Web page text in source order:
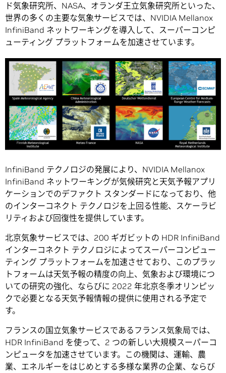
ド気象研究所、NASA、オランダ王立気象研究所といった、
世界の多くの主要な気象サービスでは、NVIDIA Mellanox
InfiniBand ネットワーキングを導入して、スーパーコンピ
ューティング プラットフォームを加速させています。
InfiniBand テクノロジの発展により、NVIDIA Mellanox
InfiniBand ネットワーキングが気候研究と天気予報アプリ
ケーションでのデファクト スタンダードになっており、他
のインターコネクト テクノロジを上回る性能、スケーラビ
リティおよび回復性を提供しています。
北京気象サービスでは、200 ギガビットの HDR InfiniBand
インターコネクト テクノロジによってスーパーコンピュー
ティング プラットフォームを加速させており、このプラッ
トフォームは天気予報の精度の向上、気象および環境につ
いての研究の強化、ならびに 2022 年北京冬季オリンピッ
クで必要となる天気予報情報の提供に使用される予定で
す。
フランスの国立気象サービスであるフランス気象局では、
HDR InfiniBand を使って、2 つの新しい大規模スーパーコ
ンピュータを加速させています。この機関は、運輸、農
業、エネルギーをはじめとする多様な業界の企業、ならび